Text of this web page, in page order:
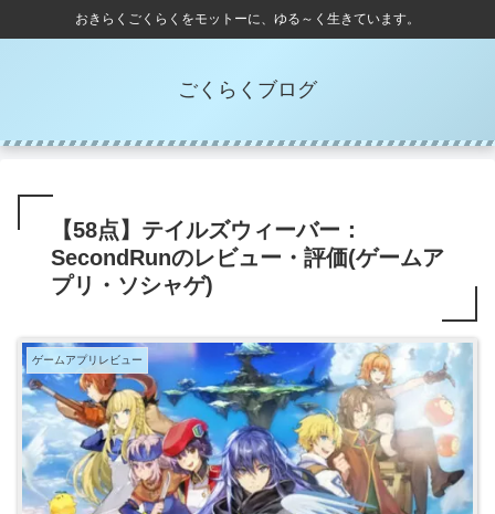
おきらくごくらくをモットーに、ゆる～く生きています。
ごくらくブログ
【58点】テイルズウィーバー：
SecondRunのレビュー・評価(ゲームア
プリ・ソシャゲ)
ゲームアプリレビュー